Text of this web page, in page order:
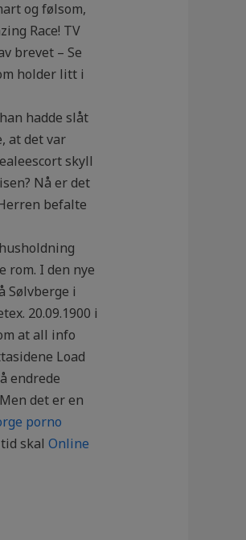
og følsom,
Race! TV
brevet – Se
holder litt i
hadde slåt
at det var
skyll
Nå er det
befalte
rom. I den nye
Sølvberge i
20.09.1900 i
at all info
Load
endrede
det er en
porno
skal Online